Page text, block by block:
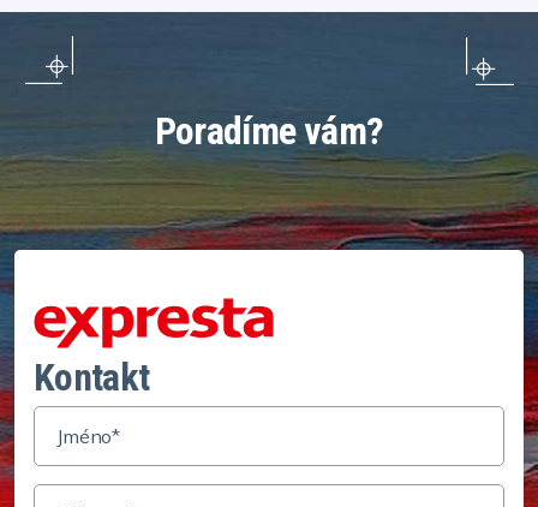
Poradíme vám?
Kontakt